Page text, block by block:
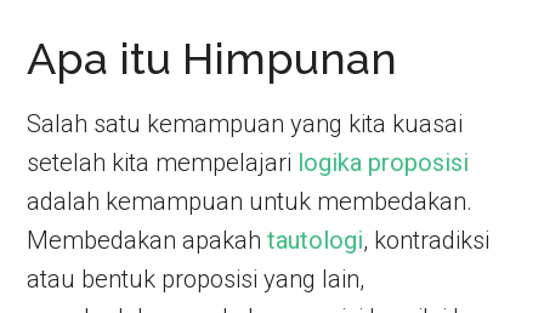
Apa itu Himpunan
Salah satu kemampuan yang kita kuasai
setelah kita mempelajari logika proposisi
adalah kemampuan untuk membedakan.
Membedakan apakahtautologi, kontradiksi
atau bentuk proposisi yang lain,